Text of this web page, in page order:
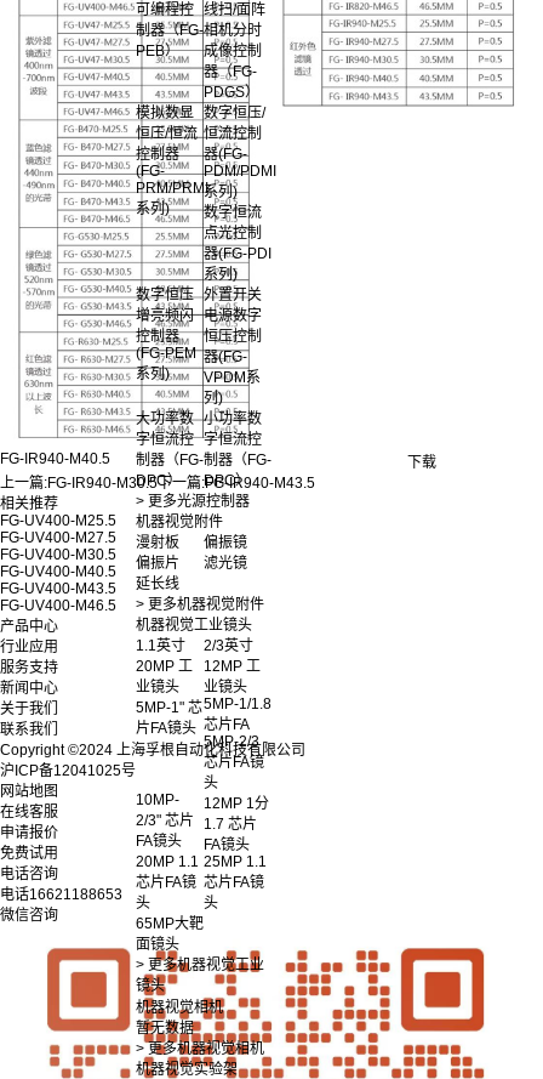
可编程控
制器（FG-
PEB）
线扫/面阵
相机分时
成像控制
器（FG-
PDGS）
模拟数显
恒压/恒流
控制器
(FG-
PRM/PRMI
系列)
数字恒压/
恒流控制
器(FG-
PDM/PDMI
系列)
数字恒流
点光控制
器(FG-PDI
系列)
数字恒压
增亮频闪
控制器
(FG-PEM
系列)
外置开关
电源数字
恒压控制
器(FG-
VPDM系
列)
大功率数
字恒流控
制器（FG-
DPC）
小功率数
字恒流控
制器（FG-
DPC）
> 更多光源控制器
机器视觉附件
漫射板
偏振镜
偏振片
滤光镜
延长线
> 更多机器视觉附件
机器视觉工业镜头
1.1英寸
20MP 工
业镜头
2/3英寸
12MP 工
业镜头
5MP-1" 芯
片FA镜头
5MP-1/1.8
芯片FA
5MP-2/3
芯片FA镜
头
10MP-
2/3" 芯片
FA镜头
12MP 1分
1.7 芯片
FA镜头
20MP 1.1
芯片FA镜
头
25MP 1.1
芯片FA镜
头
65MP大靶
面镜头
> 更多机器视觉工业
镜头
机器视觉相机
暂无数据
> 更多机器视觉相机
机器视觉实验架
FG-IR940-M40.5
下载
上一篇:FG-IR940-M30.5下一篇:FG-IR940-M43.5
相关推荐
FG-UV400-M25.5
FG-UV400-M27.5
FG-UV400-M30.5
FG-UV400-M40.5
FG-UV400-M43.5
FG-UV400-M46.5
产品中心
行业应用
服务支持
新闻中心
关于我们
联系我们
Copyright ©2024 上海孚根自动化科技有限公司
沪ICP备12041025号
网站地图
在线客服
申请报价
免费试用
电话咨询
电话16621188653
微信咨询